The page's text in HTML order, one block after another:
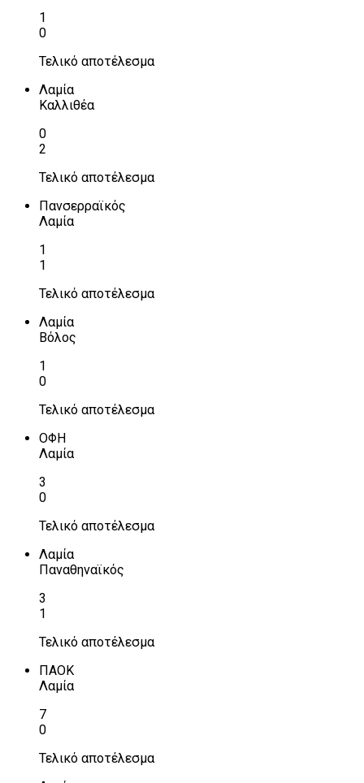
1
0
Τελικό αποτέλεσμα
Λαμία
Καλλιθέα
0
2
Τελικό αποτέλεσμα
Πανσερραϊκός
Λαμία
1
1
Τελικό αποτέλεσμα
Λαμία
Βόλος
1
0
Τελικό αποτέλεσμα
ΟΦΗ
Λαμία
3
0
Τελικό αποτέλεσμα
Λαμία
Παναθηναϊκός
3
1
Τελικό αποτέλεσμα
ΠΑΟΚ
Λαμία
7
0
Τελικό αποτέλεσμα